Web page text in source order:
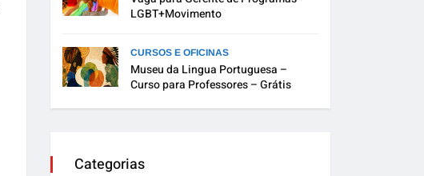
LGBT+Movimento
CURSOS E OFICINAS
Museu da Lingua Portuguesa –
Curso para Professores – Grátis
Categorias